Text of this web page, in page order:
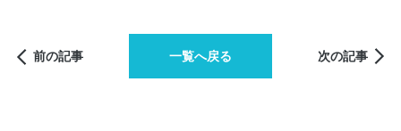
前の記事 一覧へ戻る 次の記事